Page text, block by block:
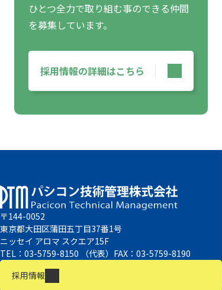
ひとつ全力で取り組む事のできる仲間
を募集しています。
採用情報の詳細はこちら
〒144-0052
東京都大田区蒲田五丁目37番1号
ニッセイ アロマ スクエア15F
TEL：03-5759-8150 （代表）FAX：03-5759-8190
採用情報